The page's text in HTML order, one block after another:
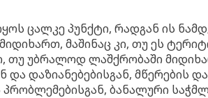
ცალკე პუნქტი, რადგან ის
მაშინაც კი, თუ ეს
თუ უბრალოდ ლაშქრობაში
დაზიანებებისგან, მწერების
ბანალური